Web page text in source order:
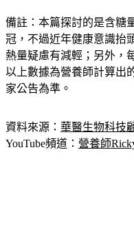
備註：本篇探討的是含糖
冠，不過近年健康意識抬
熱量疑慮有減輕；另外，
以上數據為營養師計算出
家公告為準。
資料來源： 華醫生物科技
YouTube頻道： 營養師